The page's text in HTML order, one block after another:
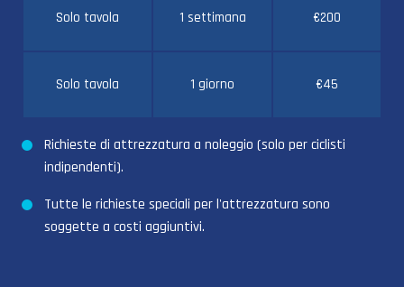
Solo tavola 1 settimana €200
Solo tavola 1 giorno €45
Richieste di attrezzatura a noleggio (solo per ciclisti
indipendenti).
Tutte le richieste speciali per l'attrezzatura sono
soggette a costi aggiuntivi.